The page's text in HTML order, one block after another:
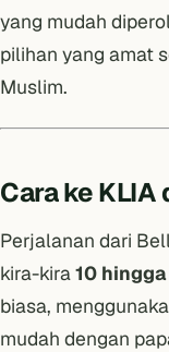
yang mudah
pilihan yang amat
Muslim.
Cara ke
Perjalanan dari
kira-kira 10
biasa,
mudah dengan